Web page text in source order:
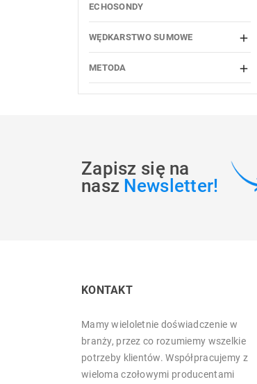
ECHOSONDY
WĘDKARSTWO SUMOWE 
METODA 
Zapisz się na
nasz Newsletter!
KONTAKT
Mamy wieloletnie doświadczenie w
branży, przez co rozumiemy wszelkie
potrzeby klientów. Współpracujemy z
wieloma czołowymi producentami